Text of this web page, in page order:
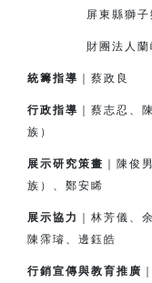
屏東縣獅子鄉
財團法人蘭嶼
統籌指導 ｜蔡政良
行政指導
｜蔡志忍、
族）
展示研究策畫
｜陳俊
族）、鄭安睎
展示協力
｜林芳儀、
陳霈璿、邊鈺皓
行銷宣傳與教育推廣